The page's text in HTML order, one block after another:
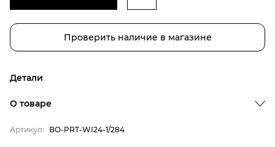
Проверить наличие в магазине
Детали
О товаре
Артикул: BO-PRT-WI24-1/284